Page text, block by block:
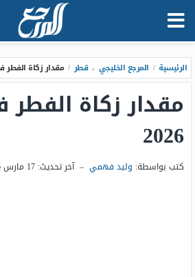
الرئيسية / المرجع الخليجي ، قطر / مقدار زكاة الفطر
مقدار زكاة
2026
كتب بواسطة: وليد فهمي – آخر تحديث: 17 مارس 2026 - 4:58ص